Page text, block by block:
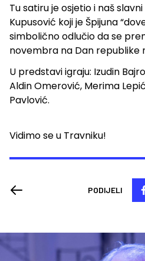
Tu satiru je osjetio i naš
Kupusović koji je Špijuna
simbolično odlučio da se
novembra na Dan republike
U predstavi igraju: Izudin
Aldin Omerović, Merima
Pavlović.
Vidimo se u Travniku!
PODIJELI